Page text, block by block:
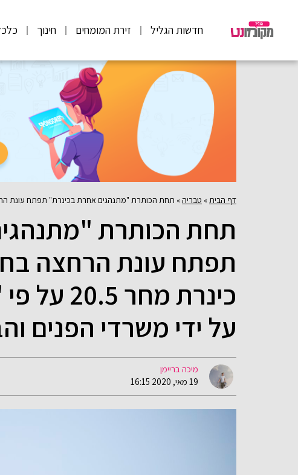
חדשות הגליל זירת המומחים חינוך
דף הבית » טבריה» תחת הכותרת "מתנהגים אחרת בכינרת" תפתח עונת הרחצה בחופי איגוד ערים כינרת מחר
תחת הכותרת
תפתח עונת הרחצה
כינרת
על ידי משרדי הפנים
מיכה בריימן
19 מאי, 2020 16:15